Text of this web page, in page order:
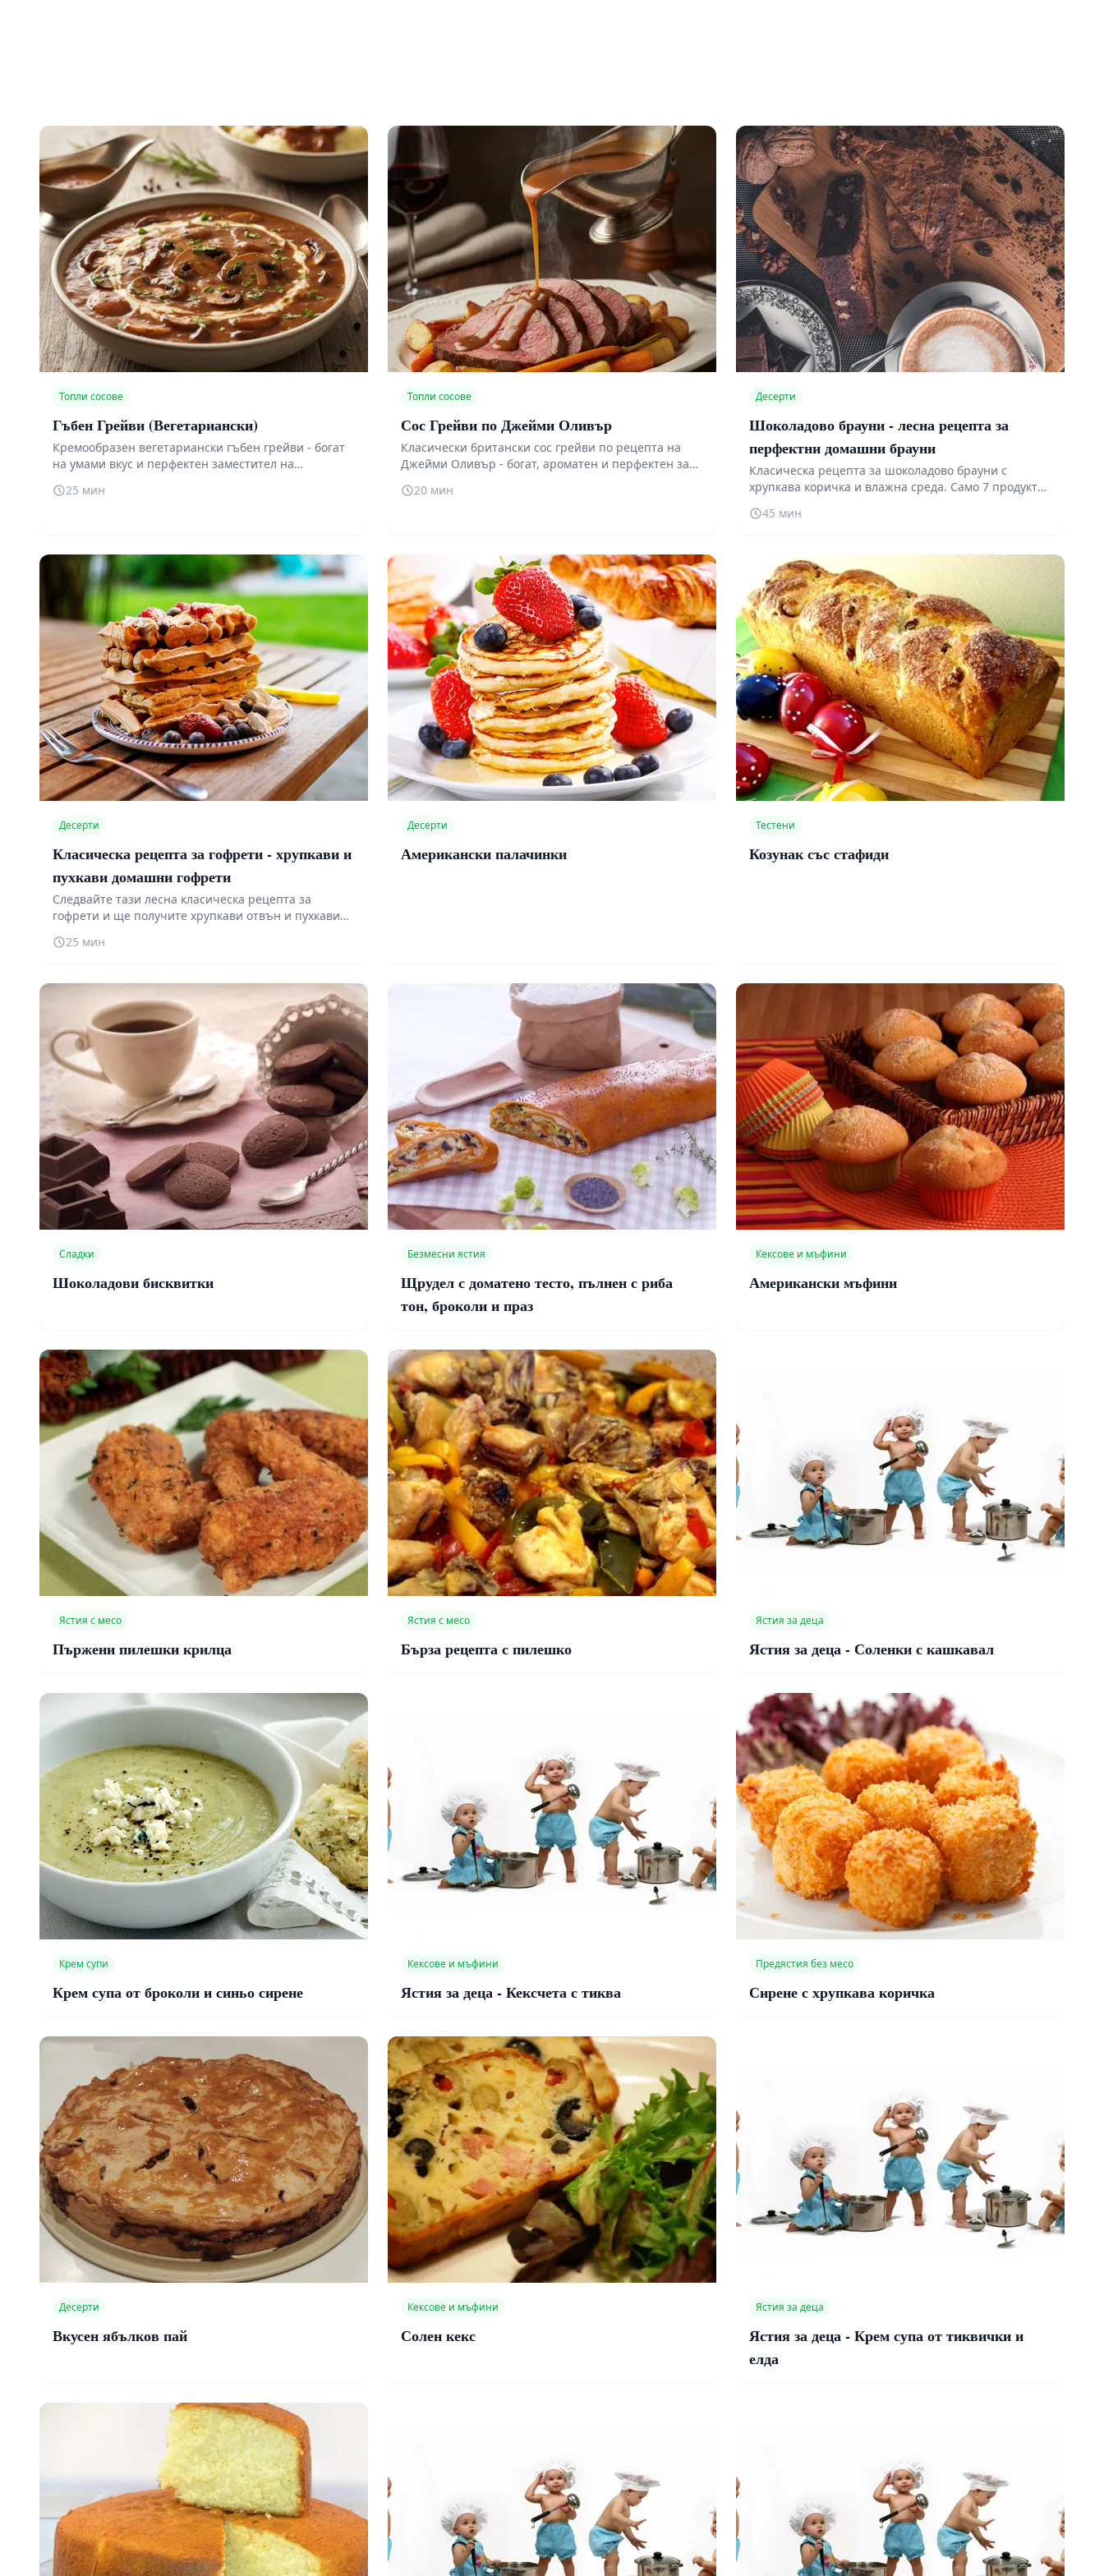
Топли сосове
Гъбен Грейви (Вегетариански)
Кремообразен вегетариански гъбен грейви - богат
на умами вкус и перфектен заместител на
зеленчуци или вегетариански ястия.
25 мин
Топли сосове
Сос Грейви по Джейми Оливър
Класически британски сос грейви по рецепта на
Джейми Оливър - богат, ароматен и перфектен за
превръща всяка празнична трапеза в истинско
20 мин
Десерти
Шоколадово брауни - лесна рецепта за
перфектни домашни брауни
Класическа рецепта за шоколадово брауни с
хрупкава коричка и влажна среда. Само 7 продукта
домашни брауни!
45 мин
Десерти
Класическа рецепта за гофрети - хрупкави и
пухкави домашни гофрети
Следвайте тази лесна класическа рецепта за
гофрети и ще получите хрупкави отвън и пухкави
мед, течен шоколад или пресни плодове. Готови за
25 мин
Десерти
Американски палачинки
Тестени
Козунак със стафиди
Сладки
Шоколадови бисквитки
Безмесни ястия
Щрудел с доматено тесто, пълнен с риба
тон, броколи и праз
Кексове и мъфини
Американски мъфини
Ястия с месо
Пържени пилешки крилца
Ястия с месо
Бърза рецепта с пилешко
Ястия за деца
Ястия за деца - Соленки с кашкавал
Крем супи
Крем супа от броколи и синьо сирене
Кексове и мъфини
Ястия за деца - Кексчета с тиква
Предястия без месо
Сирене с хрупкава коричка
Десерти
Вкусен ябълков пай
Кексове и мъфини
Солен кекс
Ястия за деца
Ястия за деца - Крем супа от тиквички и
елда